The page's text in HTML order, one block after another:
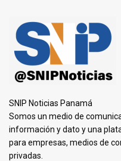
SNIP Noticias Panamá
Somos un medio de
información y dato y una
para empresas, medios de
privadas.